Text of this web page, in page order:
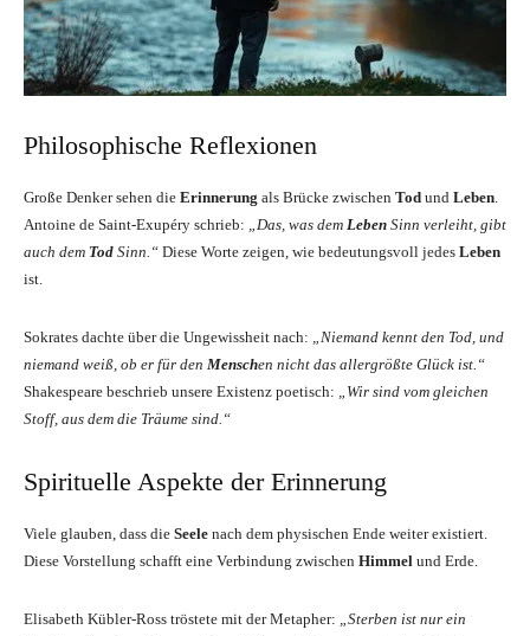
Philosophische Reflexionen
Große Denker sehen die Erinnerung als Brücke zwischen Tod und Leben.
Antoine de Saint-Exupéry schrieb: „Das, was dem Leben Sinn verleiht, gibt
auch dem Tod Sinn.“ Diese Worte zeigen, wie bedeutungsvoll jedes Leben
ist.
Sokrates dachte über die Ungewissheit nach: „Niemand kennt den Tod, und
niemand weiß, ob er für den Menschen nicht das allergrößte Glück ist.“
Shakespeare beschrieb unsere Existenz poetisch: „Wir sind vom gleichen
Stoff, aus dem die Träume sind.“
Spirituelle Aspekte der Erinnerung
Viele glauben, dass die Seele nach dem physischen Ende weiter existiert.
Diese Vorstellung schafft eine Verbindung zwischen Himmel und Erde.
Elisabeth Kübler-Ross tröstete mit der Metapher: „Sterben ist nur ein